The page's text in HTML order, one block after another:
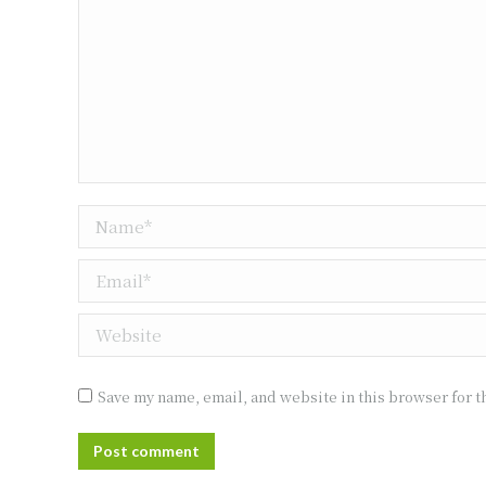
Name *
Email *
Website
Save my name, email, and website in this browser for
Post comment